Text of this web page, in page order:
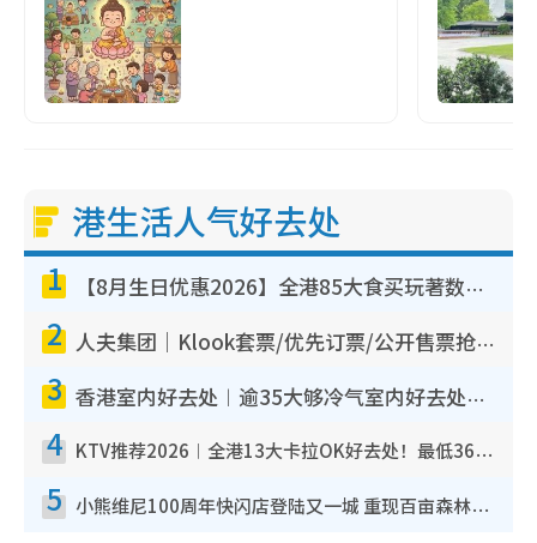
港生活人气好去处
1 【8月生日优惠2026】全港85大食买玩著数攻略 自助餐/火锅放题同行免费＋诚品/DONKI送现金券
2 人夫集团｜Klook套票/优先订票/公开售票抢票攻略！附票价.购票连结.场地座位表
3 香港室内好去处︱逾35大够冷气室内好去处推荐 室内活动免费避雨无惧下雨
4 KTV推荐2026︱全港13大卡拉OK好去处！最低36元起 日语歌都有！(附地址+收费详情)
5 小熊维尼100周年快闪店登陆又一城 重现百亩森林经典场景／独家限定盲盒登场／专属DIY香水